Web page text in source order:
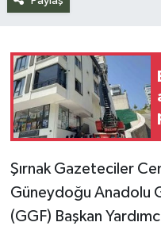
Şırnak Gazeteciler
Güneydoğu Anadolu
(GGF) Başkan